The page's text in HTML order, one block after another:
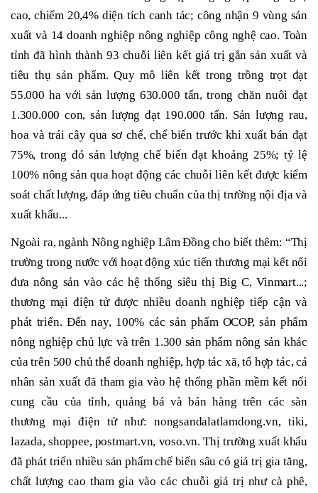
cao, chiếm 20,4% diện tích canh tác; công nhận 9 vùng sản
xuất và 14 doanh nghiệp nông nghiệp công nghệ cao. Toàn
tỉnh đã hình thành 93 chuỗi liên kết giá trị gắn sản xuất và
tiêu thụ sản phẩm. Quy mô liên kết trong trồng trọt đạt
55.000 ha với sản lượng 630.000 tấn, trong chăn nuôi đạt
1.300.000 con, sản lượng đạt 190.000 tấn. Sản lượng rau,
hoa và trái cây qua sơ chế, chế biến trước khi xuất bán đạt
75%, trong đó sản lượng chế biến đạt khoảng 25%; tỷ lệ
100% nông sản qua hoạt động các chuỗi liên kết được kiểm
soát chất lượng, đáp ứng tiêu chuẩn của thị trường nội địa và
xuất khẩu...
Ngoài ra, ngành Nông nghiệp Lâm Đồng cho biết thêm: “Thị
trường trong nước với hoạt động xúc tiến thương mại kết nối
đưa nông sản vào các hệ thống siêu thị Big C, Vinmart...;
thương mại điện tử được nhiều doanh nghiệp tiếp cận và
phát triển. Đến nay, 100% các sản phẩm OCOP, sản phẩm
nông nghiệp chủ lực và trên 1.300 sản phẩm nông sản khác
của trên 500 chủ thể doanh nghiệp, hợp tác xã, tổ hợp tác, cá
nhân sản xuất đã tham gia vào hệ thống phần mềm kết nối
cung cầu của tỉnh, quảng bá và bán hàng trên các sàn
thương mại điện tử như: nongsandalatlamdong.vn, tiki,
lazada, shoppee, postmart.vn, voso.vn. Thị trường xuất khẩu
đã phát triển nhiều sản phẩm chế biến sâu có giá trị gia tăng,
chất lượng cao tham gia vào các chuỗi giá trị như cà phê,